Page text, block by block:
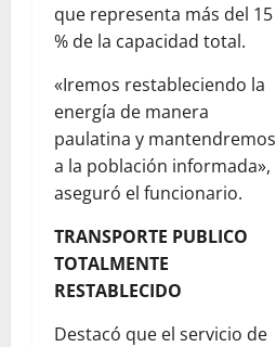
que representa más del 15
% de la capacidad total.
«Iremos restableciendo la
energía de manera
paulatina y mantendremos
a la población informada»,
aseguró el funcionario.
TRANSPORTE PUBLICO
TOTALMENTE
RESTABLECIDO
Destacó que el servicio de